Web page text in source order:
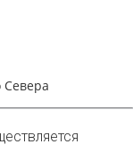
Севера